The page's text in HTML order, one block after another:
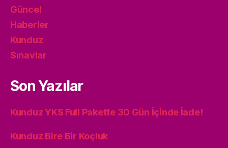
Güncel
Haberler
Kunduz
Sınavlar
Son Yazılar
Kunduz YKS Full Pakette 30 Gün İçinde İade!
Kunduz Bire Bir Koçluk